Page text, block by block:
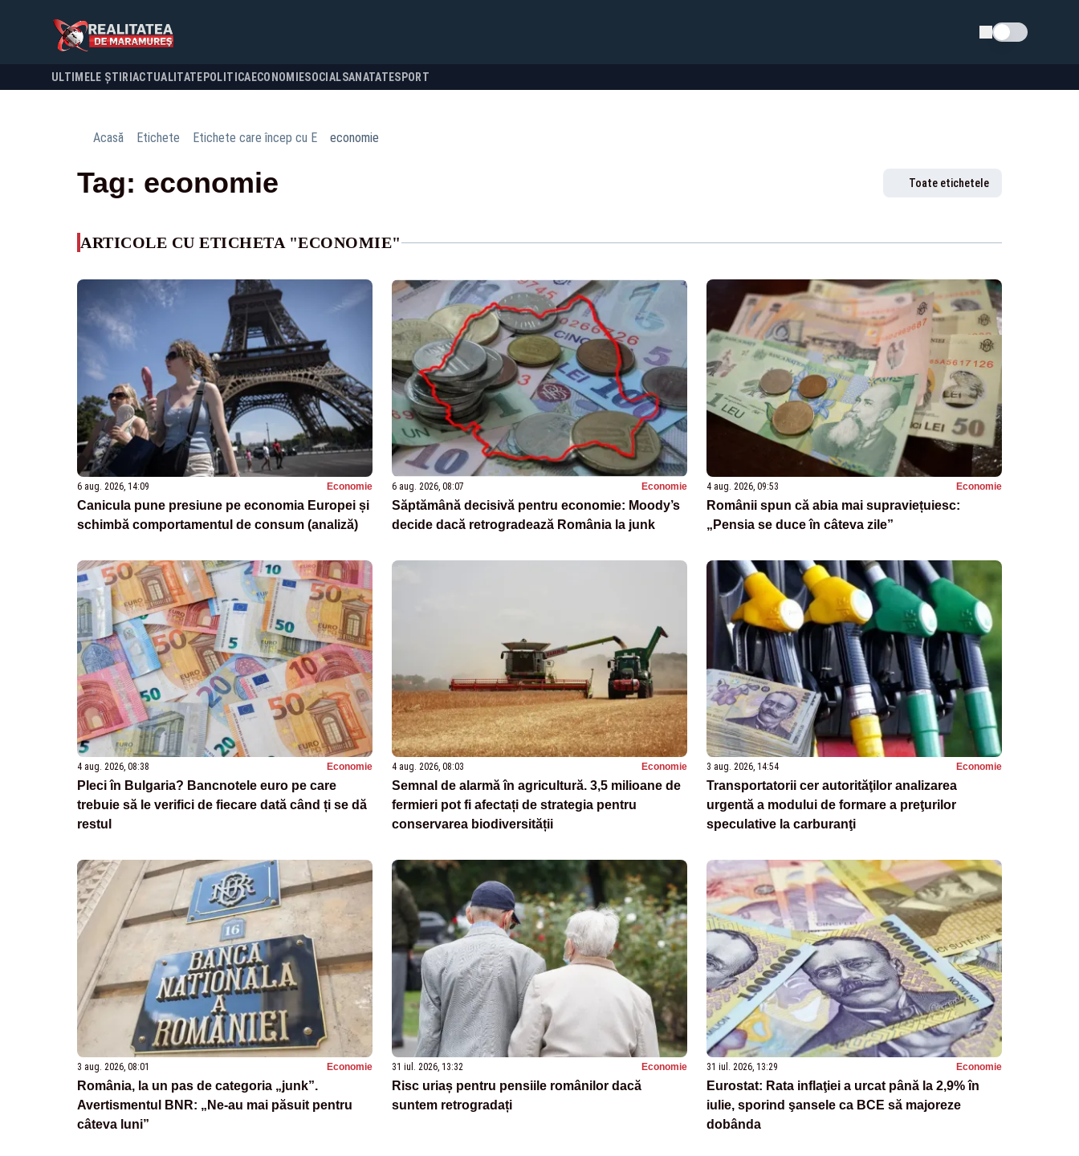
Schimba tema
ULTIMELE ȘTIRI ACTUALITATE POLITICA ECONOMIESOCIALSANATATESPORT
Acasă Etichete Etichete care încep cu E economie
Tag: economie Toate etichetele
ARTICOLE CU ETICHETA "ECONOMIE"
6 aug. 2026, 14:09 Economie
Canicula pune presiune pe economia Europei și
schimbă comportamentul de consum (analiză)
6 aug. 2026, 08:07 Economie
Săptămână decisivă pentru economie: Moody’s
decide dacă retrogradează România la junk
4 aug. 2026, 09:53 Economie
Românii spun că abia mai supraviețuiesc:
„Pensia se duce în câteva zile”
4 aug. 2026, 08:38 Economie
Pleci în Bulgaria? Bancnotele euro pe care
trebuie să le verifici de fiecare dată când ți se dă
restul
4 aug. 2026, 08:03 Economie
Semnal de alarmă în agricultură. 3,5 milioane de
fermieri pot fi afectați de strategia pentru
conservarea biodiversității
3 aug. 2026, 14:54 Economie
Transportatorii cer autorităţilor analizarea
urgentă a modului de formare a preţurilor
speculative la carburanţi
3 aug. 2026, 08:01 Economie
România, la un pas de categoria „junk”.
Avertismentul BNR: „Ne-au mai păsuit pentru
câteva luni”
31 iul. 2026, 13:32 Economie
Risc uriaș pentru pensiile românilor dacă
suntem retrogradați
31 iul. 2026, 13:29 Economie
Eurostat: Rata inflaţiei a urcat până la 2,9% în
iulie, sporind şansele ca BCE să majoreze
dobânda